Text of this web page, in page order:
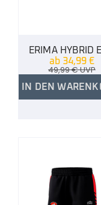
ERIMA HYBRID
ab 34,99 €
49,99€UVP
IN DEN